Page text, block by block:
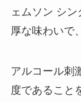
ェムソン シ
厚な味わいで
アルコール刺
度であること